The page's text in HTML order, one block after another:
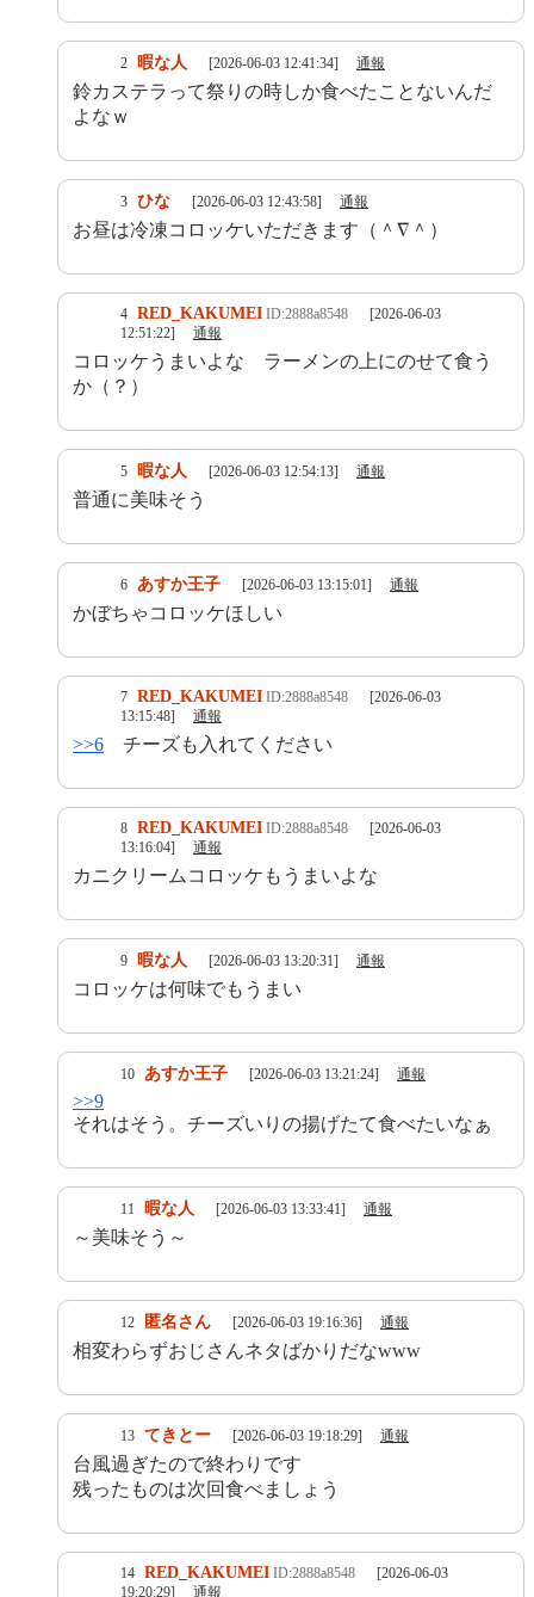
2 暇な人 [2026-06-03 12:41:34] 通報
鈴カステラって祭りの時しか食べたことないんだ
よなｗ
3 ひな [2026-06-03 12:43:58] 通報
お昼は冷凍コロッケいただきます（＾∇＾）
4 RED_KAKUMEI ID:2888a8548
[2026-06-03
12:51:22]
通報
コロッケうまいよな ラーメンの上にのせて食う
か（？）
5 暇な人 [2026-06-03 12:54:13] 通報
普通に美味そう
6 あすか王子 [2026-06-03 13:15:01] 通報
かぼちゃコロッケほしい
7 RED_KAKUMEI ID:2888a8548
[2026-06-03
13:15:48]
通報
>>6 チーズも入れてください
8 RED_KAKUMEI ID:2888a8548
[2026-06-03
13:16:04]
通報
カニクリームコロッケもうまいよな
9 暇な人 [2026-06-03 13:20:31] 通報
コロッケは何味でもうまい
10 あすか王子 [2026-06-03 13:21:24] 通報
>>9
それはそう。チーズいりの揚げたて食べたいなぁ
11 暇な人 [2026-06-03 13:33:41] 通報
～美味そう～
12 匿名さん [2026-06-03 19:16:36] 通報
相変わらずおじさんネタばかりだなwww
13 てきとー [2026-06-03 19:18:29] 通報
台風過ぎたので終わりです
残ったものは次回食べましょう
14 RED_KAKUMEI ID:2888a8548
[2026-06-03
19:20:29]
通報